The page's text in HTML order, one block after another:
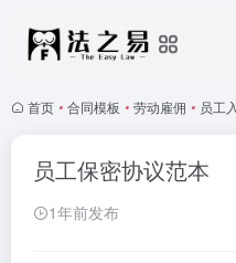
首页 • 合同模板 • 劳动雇佣 • 员工
员工保密协议范本
1年前发布